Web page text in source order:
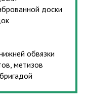
доски
обвязки
метизов